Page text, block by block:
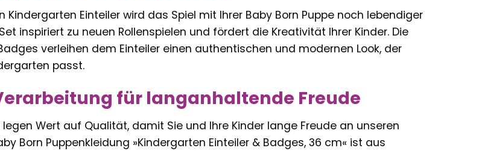
Einteiler wird das Spiel mit Ihrer Baby Born Puppe noch lebendiger
inspiriert zu neuen Rollenspielen und fördert die Kreativität Ihrer Kinder. Die
verleihen dem Einteiler einen authentischen und modernen Look, der
passt.
für langanhaltende Freude
Wert auf Qualität, damit Sie und Ihre Kinder lange Freude an unseren
Born Puppenkleidung »Kindergarten Einteiler & Badges, 36 cm« ist aus